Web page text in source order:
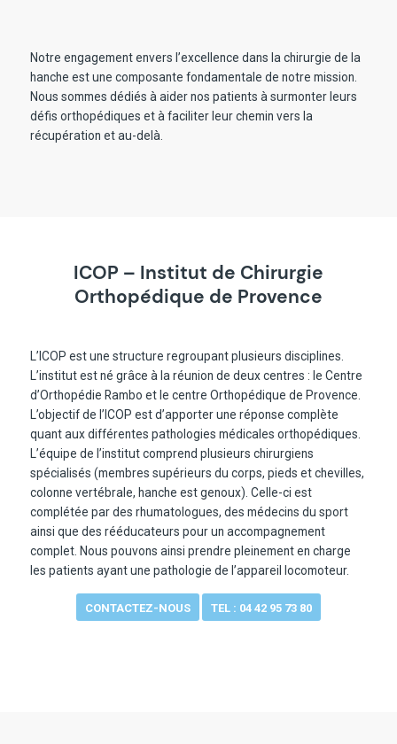
Notre engagement envers l’excellence dans la chirurgie de la
hanche est une composante fondamentale de notre mission.
Nous sommes dédiés à aider nos patients à surmonter leurs
défis orthopédiques et à faciliter leur chemin vers la
récupération et au-delà.
ICOP – Institut de Chirurgie
Orthopédique de Provence
L’ICOP est une structure regroupant plusieurs disciplines.
L’institut est né grâce à la réunion de deux centres : le Centre
d’Orthopédie Rambo et le centre Orthopédique de Provence.
L’objectif de l’ICOP est d’apporter une réponse complète
quant aux différentes pathologies médicales orthopédiques.
L’équipe de l’institut comprend plusieurs chirurgiens
spécialisés (membres supérieurs du corps, pieds et chevilles,
colonne vertébrale, hanche est genoux). Celle-ci est
complétée par des rhumatologues, des médecins du sport
ainsi que des rééducateurs pour un accompagnement
complet. Nous pouvons ainsi prendre pleinement en charge
les patients ayant une pathologie de l’appareil locomoteur.
CONTACTEZ-NOUS TEL : 04 42 95 73 80